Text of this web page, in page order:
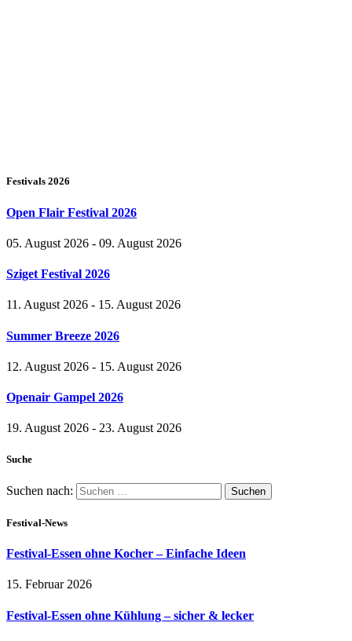
Festivals 2026
Open Flair Festival 2026
05. August 2026 - 09. August 2026
Sziget Festival 2026
11. August 2026 - 15. August 2026
Summer Breeze 2026
12. August 2026 - 15. August 2026
Openair Gampel 2026
19. August 2026 - 23. August 2026
Suche
Suchen nach:
Festival-News
Festival-Essen ohne Kocher – Einfache Ideen
15. Februar 2026
Festival-Essen ohne Kühlung – sicher & lecker